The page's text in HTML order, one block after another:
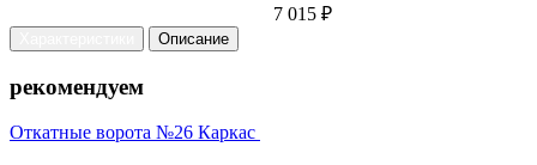
7 015 ₽
Описание
рекомендуем
Откатные ворота №26 Каркас